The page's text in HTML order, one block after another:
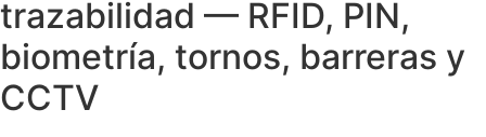
trazabilidad — RFID, PIN,
biometría, tornos, barreras y
CCTV